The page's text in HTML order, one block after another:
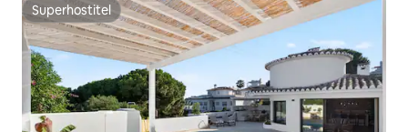
Superhostiteľ
Superhostiteľ